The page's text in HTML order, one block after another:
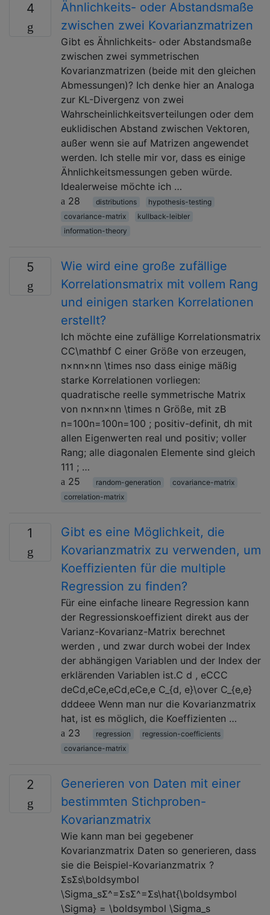
4
Ähnlichkeits- oder Abstandsmaße
zwischen zwei Kovarianzmatrizen
Gibt es Ähnlichkeits- oder Abstandsmaße
zwischen zwei symmetrischen
Kovarianzmatrizen (beide mit den gleichen
Abmessungen)? Ich denke hier an Analoga
zur KL-Divergenz von zwei
Wahrscheinlichkeitsverteilungen oder dem
euklidischen Abstand zwischen Vektoren,
außer wenn sie auf Matrizen angewendet
werden. Ich stelle mir vor, dass es einige
Ähnlichkeitsmessungen geben würde.
Idealerweise möchte ich …
28
distributions
hypothesis-testing
covariance-matrix
kullback-leibler
information-theory
5
Wie wird eine große zufällige
Korrelationsmatrix mit vollem Rang
und einigen starken Korrelationen
erstellt?
Ich möchte eine zufällige Korrelationsmatrix
CC\mathbf C einer Größe von erzeugen,
n×nn×nn \times nso dass einige mäßig
starke Korrelationen vorliegen:
quadratische reelle symmetrische Matrix
von n×nn×nn \times n Größe, mit zB
n=100n=100n=100 ; positiv-definit, dh mit
allen Eigenwerten real und positiv; voller
Rang; alle diagonalen Elemente sind gleich
111 ; …
25
random-generation
covariance-matrix
correlation-matrix
1
Gibt es eine Möglichkeit, die
Kovarianzmatrix zu verwenden, um
Koeffizienten für die multiple
Regression zu finden?
Für eine einfache lineare Regression kann
der Regressionskoeffizient direkt aus der
Varianz-Kovarianz-Matrix berechnet
werden , und zwar durch wobei der Index
der abhängigen Variablen und der Index der
erklärenden Variablen ist.C d , eCCC
deCd,eCe,eCd,eCe,e C_{d, e}\over C_{e,e}
dddeee Wenn man nur die Kovarianzmatrix
hat, ist es möglich, die Koeffizienten …
23
regression
regression-coefficients
covariance-matrix
2
Generieren von Daten mit einer
bestimmten Stichproben-
Kovarianzmatrix
Wie kann man bei gegebener
Kovarianzmatrix Daten so generieren, dass
sie die Beispiel-Kovarianzmatrix ?
ΣsΣs\boldsymbol
\Sigma_sΣ^=ΣsΣ^=Σs\hat{\boldsymbol
\Sigma} = \boldsymbol \Sigma_s